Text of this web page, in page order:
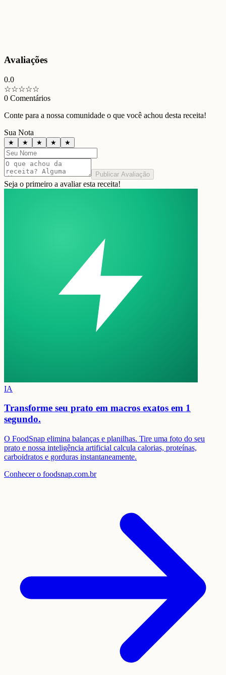
Avaliações
0.0
☆☆☆☆☆
0 Comentários
Conte para a nossa comunidade o que você achou desta receita!
Sua Nota
★ ★ ★ ★ ★
Publicar Avaliação
Seja o primeiro a avaliar esta receita!
IA
Transforme seu prato em macros exatos em 1
segundo.
O FoodSnap elimina balanças e planilhas. Tire uma foto do seu
prato e nossa inteligência artificial calcula calorias, proteínas,
carboidratos e gorduras instantaneamente.
Conhecer o foodsnap.com.br